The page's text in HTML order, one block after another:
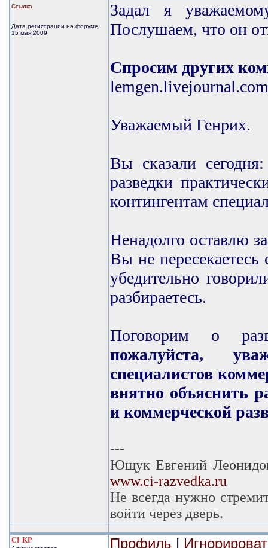
Ссылка
Дата регистрации на форуме:
15 мая 2009
Задал я
Послушаем, что он
Спросим других
Уважаемый Генрих.
Вы сказали
разведки
контингентам
Ненадолго оставлю
Вы не пересекаетесь
убедительно
разбираетесь.
Поговорим о
пожалуйста,
специалистов
внятно объяснить
и коммерческой
---
Ющук Евгений
www.ci-razvedka.ru
Не всегда нужно
войти через дверь.
CI-KP Профиль |